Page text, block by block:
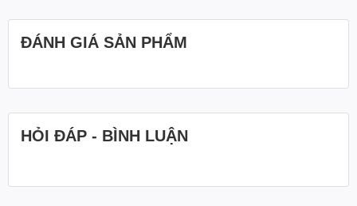
ĐÁNH GIÁ SẢN PHẨM
HỎI ĐÁP - BÌNH LUẬN